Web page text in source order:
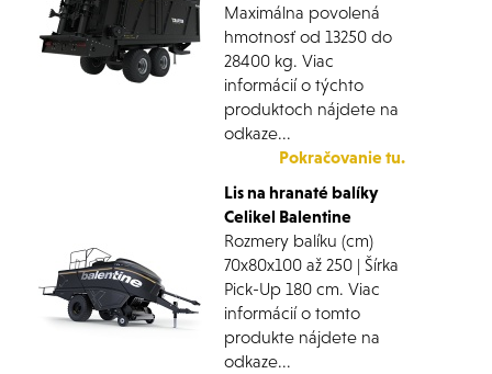
Maximálna povolená
hmotnosť od 13250 do
28400 kg. Viac
informácií o týchto
produktoch nájdete na
odkaze...
Pokračovanie tu.
Lis na hranaté balíky
Celikel Balentine
Rozmery balíku (cm)
70x80x100 až 250 | Šírka
Pick-Up 180 cm. Viac
informácií o tomto
produkte nájdete na
odkaze...